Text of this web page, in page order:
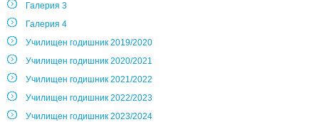
Галерия 3
Галерия 4
Училищен годишник 2019/2020
Училищен годишник 2020/2021
Училищен годишник 2021/2022
Училищен годишник 2022/2023
Училищен годишник 2023/2024